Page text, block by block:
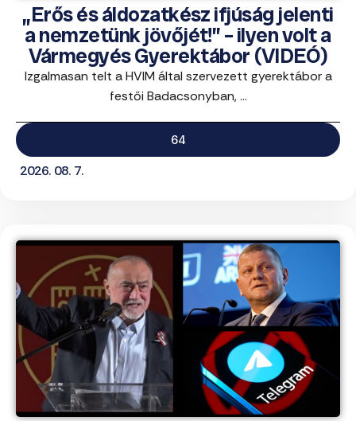
„Erős és áldozatkész ifjúság jelenti
a nemzetünk jövőjét!” – ilyen volt a
Vármegyés Gyerektábor (VIDEÓ)
Izgalmasan telt a HVIM által szervezett gyerektábor a
festői Badacsonyban, ...
64
2026. 08. 7.